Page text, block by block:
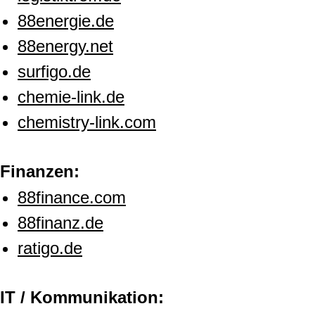
88energie.de
88energy.net
surfigo.de
chemie-link.de
chemistry-link.com
Finanzen:
88finance.com
88finanz.de
ratigo.de
IT / Kommunikation: